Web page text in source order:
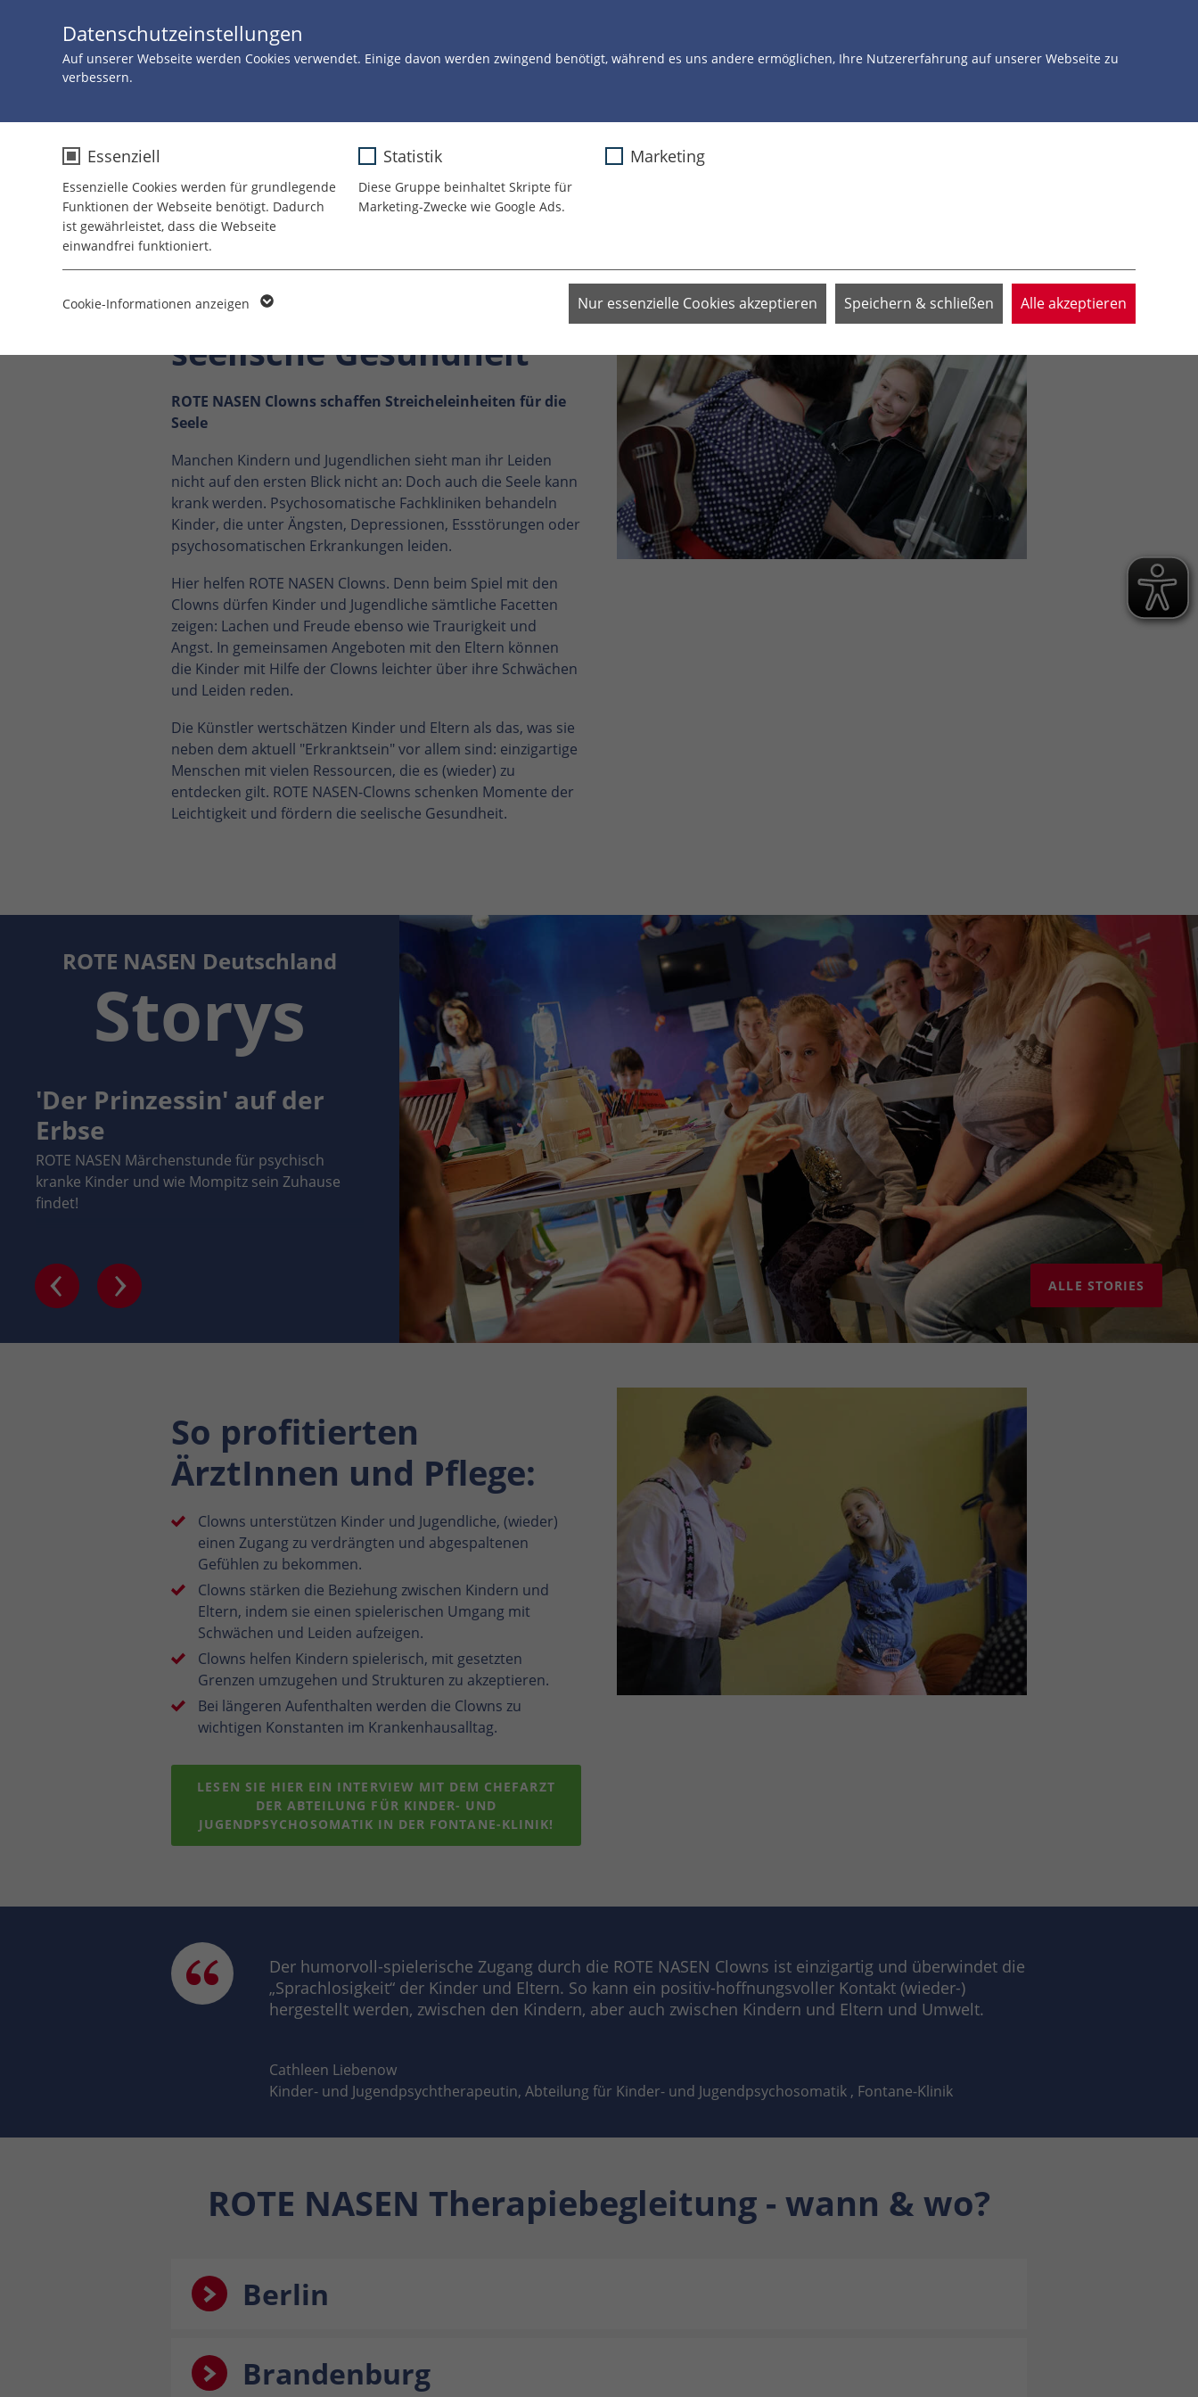
JETZT SPENDEN
Clownvisiten für die
seelische Gesundheit
ROTE NASEN Clowns schaffen Streicheleinheiten für die
Seele
Manchen Kindern und Jugendlichen sieht man ihr Leiden
nicht auf den ersten Blick nicht an: Doch auch die Seele kann
krank werden. Psychosomatische Fachkliniken behandeln
Kinder, die unter Ängsten, Depressionen, Essstörungen oder
psychosomatischen Erkrankungen leiden.
Hier helfen ROTE NASEN Clowns. Denn beim Spiel mit den
Clowns dürfen Kinder und Jugendliche sämtliche Facetten
zeigen: Lachen und Freude ebenso wie Traurigkeit und
Angst. In gemeinsamen Angeboten mit den Eltern können
die Kinder mit Hilfe der Clowns leichter über ihre Schwächen
und Leiden reden.
Die Künstler wertschätzen Kinder und Eltern als das, was sie
neben dem aktuell "Erkranktsein" vor allem sind: einzigartige
Menschen mit vielen Ressourcen, die es (wieder) zu
entdecken gilt. ROTE NASEN-Clowns schenken Momente der
Leichtigkeit und fördern die seelische Gesundheit.
ROTE NASEN Deutschland
Storys
'Der Prinzessin' auf der
Erbse
ROTE NASEN Märchenstunde für psychisch
kranke Kinder und wie Mompitz sein Zuhause
findet!
ALLE STORIES
So profitierten
ÄrztInnen und Pflege:
Clowns unterstützen Kinder und Jugendliche, (wieder)
einen Zugang zu verdrängten und abgespaltenen
Gefühlen zu bekommen.
Clowns stärken die Beziehung zwischen Kindern und
Eltern, indem sie einen spielerischen Umgang mit
Schwächen und Leiden aufzeigen.
Clowns helfen Kindern spielerisch, mit gesetzten
Grenzen umzugehen und Strukturen zu akzeptieren.
Bei längeren Aufenthalten werden die Clowns zu
wichtigen Konstanten im Krankenhausalltag.
LESEN SIE HIER EIN INTERVIEW MIT DEM CHEFARZT
DER ABTEILUNG FÜR KINDER- UND
JUGENDPSYCHOSOMATIK IN DER FONTANE-KLINIK!
Der humorvoll-spielerische Zugang durch die ROTE NASEN Clowns ist einzigartig und überwindet die
„Sprachlosigkeit“ der Kinder und Eltern. So kann ein positiv-hoffnungsvoller Kontakt (wieder-)
hergestellt werden, zwischen den Kindern, aber auch zwischen Kindern und Eltern und Umwelt.
Cathleen Liebenow
Kinder- und Jugendpsychtherapeutin, Abteilung für Kinder- und Jugendpsychosomatik , Fontane-Klinik
ROTE NASEN Therapiebegleitung - wann & wo?
Berlin
Brandenburg
Datenschutzeinstellungen
Auf unserer Webseite werden Cookies verwendet. Einige davon werden zwingend benötigt, während es uns andere ermöglichen, Ihre Nutzererfahrung auf unserer Webseite zu
verbessern.
Essenziell
Essenzielle Cookies werden für grundlegende
Funktionen der Webseite benötigt. Dadurch
ist gewährleistet, dass die Webseite
einwandfrei funktioniert.
1 Jahr
Dieses Cookie wird verwendet,
um Ihre Cookie-Einstellungen
speichern.
SgCookieOptin.lastPreferences
TYPO3
1 Jahr
Dieser Wert speichert Ihre
Consent-Einstellungen. Unter
anderem eine zufällig
generierte ID, für die
vorgenommen Einstellungen,
falls der Webseiten-Betreiber
dies eingestellt hat.
Statistik
Diese Gruppe beinhaltet Skripte für
Marketing-Zwecke wie Google Ads.
Marketing
Cookie-Informationen anzeigen Nur essenzielle Cookies akzeptieren Speichern & schließen Alle akzeptieren